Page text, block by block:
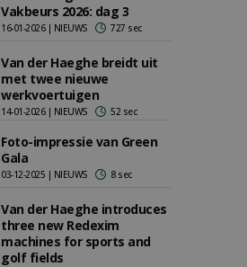
Vakbeurs 2026: dag 3
16-01-2026 | NIEUWS 727 sec
Van der Haeghe breidt uit
met twee nieuwe
werkvoertuigen
14-01-2026 | NIEUWS 52 sec
Foto-impressie van Green
Gala
03-12-2025 | NIEUWS 8 sec
Van der Haeghe introduces
three new Redexim
machines for sports and
golf fields